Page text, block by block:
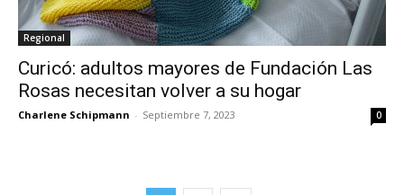
Regional
Curicó: adultos mayores de Fundación Las
Rosas necesitan volver a su hogar
Charlene Schipmann - Septiembre 7, 2023 0